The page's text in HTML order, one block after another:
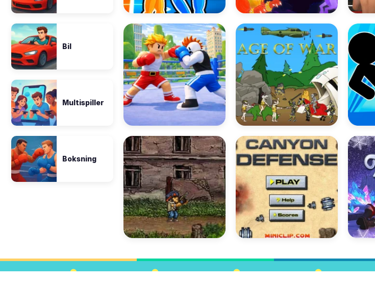
Bil
Multispiller
Boksning